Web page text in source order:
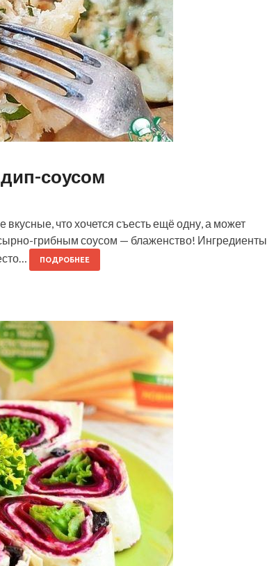
соусом
вкусные, что хочется съесть ещё одну, а может
грибным соусом — блаженство! Ингредиенты
ПОДРОБНЕЕ